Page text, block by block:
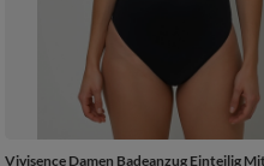
Vivisence Damen Badeanzug Einteilig